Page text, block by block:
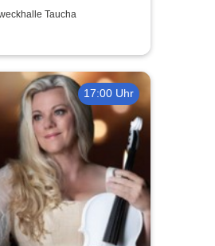
Taucha
17:00 Uhr